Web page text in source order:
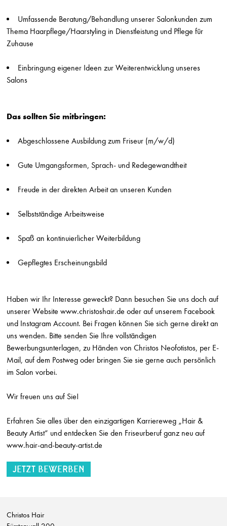
Friseur (m/w/d) Breuninger Sindelfingen
Die Friseure - Breuninger
Stuttgart
Friseur (m/w/d) Breuninger Stuttgart
Die Friseure - Breuninger
Stuttgart
Die Friseure - Breuninger
Ausbildung Friseur (m/w/d) Breuninger Sindelfingen
Stuttgart
Friseur (m/w/d) auf Minijob-Basis Breuninger Sindelfingen
Stuttgart
HILJEGERDES - Friseur-Kosmetik-Make-up
Friseur (m/w/d) Teilzeit
Sonja Holzinger
Östringen
Ausbildung Friseur (m/w/d) mit Zusatzqualifikation Hair & Beauty Artist
HLaden Stephan Sundermann
Bonn
Friseurmeister w/m/d auf Teilzeit
Friseurmeister w/m/d auf Vollzeit
Wittmer Haare & Ästhetik
Friseur w/m/d auf Teilzeit
Friseur w/m/d auf Vollzeit
Umfassende Beratung/Behandlung unserer Salonkunden zum
Thema Haarpflege/Haarstyling in Dienstleistung und Pflege für
Zuhause
Einbringung eigener Ideen zur Weiterentwicklung unseres
Salons
Das sollten Sie mitbringen:
Abgeschlossene Ausbildung zum Friseur (m/w/d)
Gute Umgangsformen, Sprach- und Redegewandtheit
Freude in der direkten Arbeit an unseren Kunden
Selbstständige Arbeitsweise
Spaß an kontinuierlicher Weiterbildung
Gepflegtes Erscheinungsbild
Haben wir Ihr Interesse geweckt? Dann besuchen Sie uns doch auf
unserer Website www.christoshair.de oder auf unserem Facebook
und Instagram Account. Bei Fragen können Sie sich gerne direkt an
uns wenden. Bitte senden Sie Ihre vollständigen
Bewerbungsunterlagen, zu Händen von Christos Neofotistos, per E-
Mail, auf dem Postweg oder bringen Sie sie gerne auch persönlich
im Salon vorbei.
Wir freuen uns auf Sie!
Erfahren Sie alles über den einzigartigen Karriereweg „Hair &
Beauty Artist“ und entdecken Sie den Friseurberuf ganz neu auf
www.hair-and-beauty-artist.de
Christos Hair